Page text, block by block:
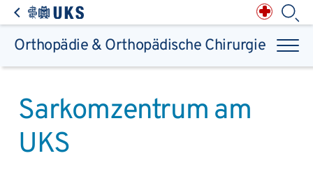
Direkt zum Inhalt springen
Orthopädie & Orthopädische Chirurgie
Suchbegriff
Kliniken & medizinische Einrichtungen
Frauenheilkunde &
Geburtsmedizin
IM - Innere Medizin
Pathologie &
Radiodiagnostik,
Nuklearmedizin &
Sarkomzentrum am
UKS